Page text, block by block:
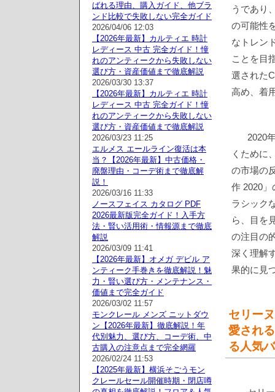
うであり
の可能性
なトレン
ことを目
選された
高め、着
2020
くために
の市場の
作 2020
ラシック
ら、目を
の注目の
深く理解
果的に見
セリー
愛され
る人気
ばれる理由、購入ガイド、他ブラ
ンド比較で失敗しない完全ガイド
2026/04/06 12:03
【2026年最新】カルティエ 時計
レディース 中古 完全ガイド！憧
れのアンティークから失敗しない
選び方・資産価値まで徹底解説
2026/03/30 13:37
【2026年最新】カルティエ 時計
レディース 中古 完全ガイド！憧
れのアンティークから失敗しない
選び方・資産価値まで徹底解説
2026/03/23 11:25
エルメス エールライン復活は本
当？【2026年最新】中古価格・
廃盤理由・コーデ術まで徹底解
説！
2026/03/16 11:33
ノースフェイス カタログ PDF
2026最新版完全ガイド！入手方
法・賢い活用術・情報源まで徹底
解説
2026/03/09 11:41
【2026年最新】オメガ デビル ア
ンティーク手巻きを徹底解説！魅
力・賢い選び方・メンテナンス・
価値まで完全ガイド
2026/03/02 11:57
モンクレール メンズ ニットダウ
ン【2026年最新】徹底解説！年
代別魅力、選び方、コーデ術、中
古購入の注意点まで完全網羅
2026/02/24 11:53
【2025年最新】横浜そごうモン
クレールセール開催時期・閉店噂